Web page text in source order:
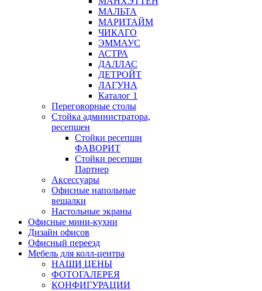
МАЛЬТА
МАРИТАЙМ
ЧИКАГО
ЭММАУС
АСТРА
ДАЛЛАС
ДЕТРОЙТ
ЛАГУНА
Каталог 1
Переговорные столы
Стойка администратора,
ресепшен
Стойки ресепшн
ФАВОРИТ
Стойки ресепшн
Партнер
Аксессуары
Офисные напольные
вешалки
Настольные экраны
Офисные мини-кухни
Дизайн офисов
Офисный переезд
Мебель для колл-центра
НАШИ ЦЕНЫ
ФОТОГАЛЕРЕЯ
КОНФИГУРАЦИИ